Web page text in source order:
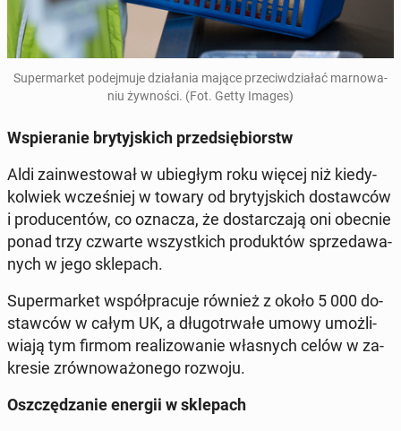
Su­per­mar­ket po­dej­mu­je dzia­ła­nia mające prze­ciw­dzia­łać mar­no­wa­
niu żyw­no­ści. (Fot. Getty Images)
Wspie­ra­nie bry­tyj­skich przed­się­biorstw
Aldi za­in­we­sto­wał w ubie­głym roku więcej niż kie­dy­
kol­wiek wcze­śniej w towary od bry­tyj­skich do­staw­ców
i pro­du­cen­tów, co oznacza, że do­star­cza­ją oni obecnie
ponad trzy czwarte wszyst­kich pro­duk­tów sprze­da­wa­
nych w jego skle­pach.
Su­per­mar­ket współ­pra­cu­je również z około 5 000 do­
staw­ców w całym UK, a dłu­go­trwa­łe umowy umoż­li­
wia­ją tym firmom re­ali­zo­wa­nie wła­snych celów w za­
kre­sie zrów­no­wa­żo­ne­go rozwoju.
Oszczę­dza­nie energii w skle­pach